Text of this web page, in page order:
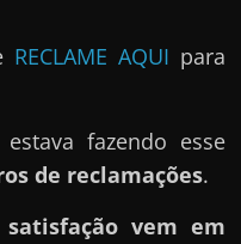
RECLAME AQUI para
fazendo esse
de reclamações.
vem em